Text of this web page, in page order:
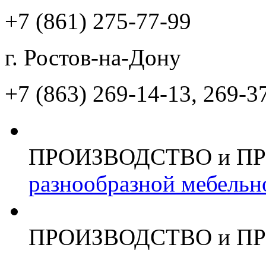
+7 (861) 275-77-99
г. Ростов-на-Дону
+7 (863) 269-14-13, 269-
ПРОИЗВОДСТВО и
разнообразной
ПРОИЗВОДСТВО и